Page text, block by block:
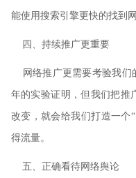
能使用搜索引擎更快的找到
四、持续推广更重要
网络推广更需要考验我
年的实验证明，但我们把推
改变，就会给我们打造一个
得流量。
五、正确看待网络舆论